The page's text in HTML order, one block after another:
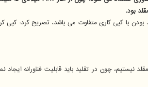
بودن با کپی کاری متفاوت می باشد، تصریح کرد:
نیستیم، چون در تقلید باید قابلیت فناورانه